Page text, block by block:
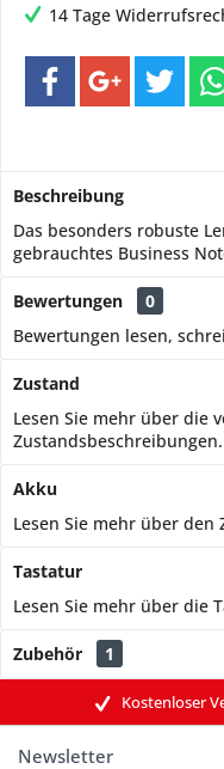
14 Tage
Beschreibung
Das besonders robuste
gebrauchtes Business
Bewertungen
0
Bewertungen lesen,
Zustand
Lesen Sie mehr über die
Akku
Lesen Sie mehr über den
Tastatur
Lesen Sie mehr über die
Zubehör 1
Kostenloser
Newsletter